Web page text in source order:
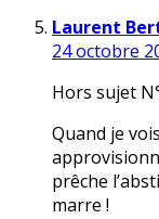
Laurent
24 octobre
Hors sujet
Quand je
prêche
marre !